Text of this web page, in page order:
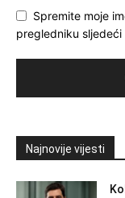
Spremite moje
pregledniku
Najnovije vijesti